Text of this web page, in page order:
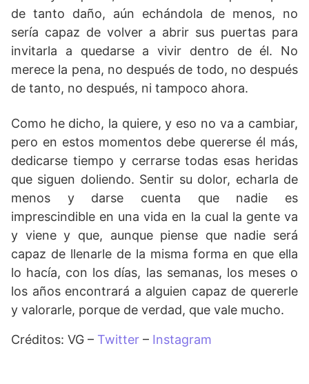
de tanto daño, aún echándola de menos, no
sería capaz de volver a abrir sus puertas para
invitarla a quedarse a vivir dentro de él. No
merece la pena, no después de todo, no después
de tanto, no después, ni tampoco ahora.
Como he dicho, la quiere, y eso no va a cambiar,
pero en estos momentos debe quererse él más,
dedicarse tiempo y cerrarse todas esas heridas
que siguen doliendo. Sentir su dolor, echarla de
menos y darse cuenta que nadie es
imprescindible en una vida en la cual la gente va
y viene y que, aunque piense que nadie será
capaz de llenarle de la misma forma en que ella
lo hacía, con los días, las semanas, los meses o
los años encontrará a alguien capaz de quererle
y valorarle, porque de verdad, que vale mucho.
Créditos: VG – Twitter – Instagram